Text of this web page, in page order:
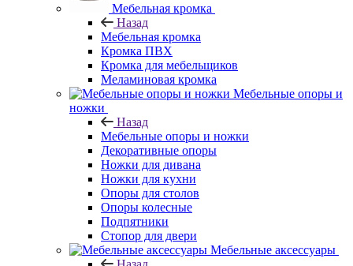
Мебельная кромка
Назад
Мебельная кромка
Кромка ПВХ
Кромка для мебельщиков
Меламиновая кромка
Мебельные опоры и
ножки
Назад
Мебельные опоры и ножки
Декоративные опоры
Ножки для дивана
Ножки для кухни
Опоры для столов
Опоры колесные
Подпятники
Стопор для двери
Мебельные аксессуары